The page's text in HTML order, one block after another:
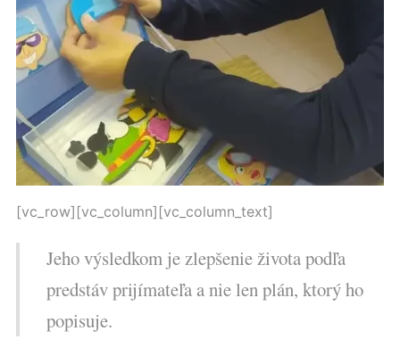
[vc_row][vc_column][vc_column_text]
Jeho výsledkom je zlepšenie života podľa
predstáv prijímateľa a nie len plán, ktorý ho
popisuje.